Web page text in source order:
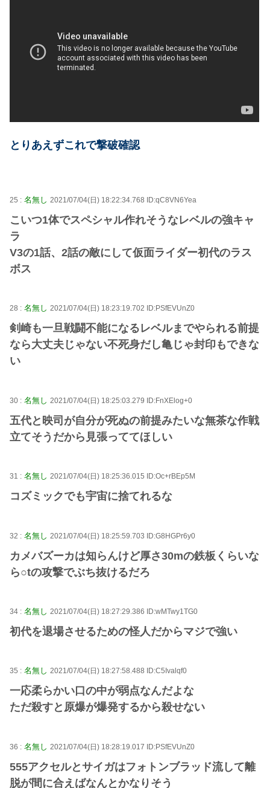
とりあえずこれで撃破確認
25 : 名無し 2021/07/04(日) 18:22:34.768 ID:qC8VN6Yea
こいつ1体でスペシャル作れそうなレベルの強キャ
ラ
V3の1話、2話の敵にして仮面ライダー初代のラス
ボス
28 : 名無し 2021/07/04(日) 18:23:19.702 ID:PSfEVUnZ0
剣崎も一旦戦闘不能になるレベルまでやられる前提
なら大丈夫じゃない不死身だし亀じゃ封印もできな
い
30 : 名無し 2021/07/04(日) 18:25:03.279 ID:FnXElog+0
五代と映司が自分が死ぬの前提みたいな無茶な作戦
立てそうだから見張っててほしい
31 : 名無し 2021/07/04(日) 18:25:36.015 ID:Oc+rBEp5M
コズミックでも宇宙に捨てれるな
32 : 名無し 2021/07/04(日) 18:25:59.703 ID:G8HGPr6y0
カメバズーカは知らんけど厚さ30mの鉄板くらいな
ら○tの攻撃でぶち抜けるだろ
34 : 名無し 2021/07/04(日) 18:27:29.386 ID:wMTwy1TG0
初代を退場させるための怪人だからマジで強い
35 : 名無し 2021/07/04(日) 18:27:58.488 ID:C5Ivalqf0
一応柔らかい口の中が弱点なんだよな
ただ殺すと原爆が爆発するから殺せない
36 : 名無し 2021/07/04(日) 18:28:19.017 ID:PSfEVUnZ0
555アクセルとサイガはフォトンブラッド流して離
脱が間に合えばなんとかなりそう